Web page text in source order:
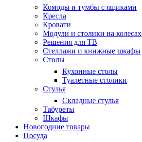
Комоды и тумбы с ящиками
Кресла
Кровати
Модули и столики на колесах
Решения для ТВ
Стеллажи и книжные шкафы
Столы
Кухонные столы
Туалетные столики
Стулья
Складные стулья
Табуреты
Шкафы
Новогодние товары
Посуда